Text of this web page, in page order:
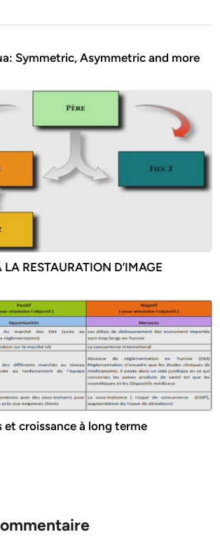
Symmetric, Asymmetric and more
RESTAURATION D’IMAGE
et croissance à long terme